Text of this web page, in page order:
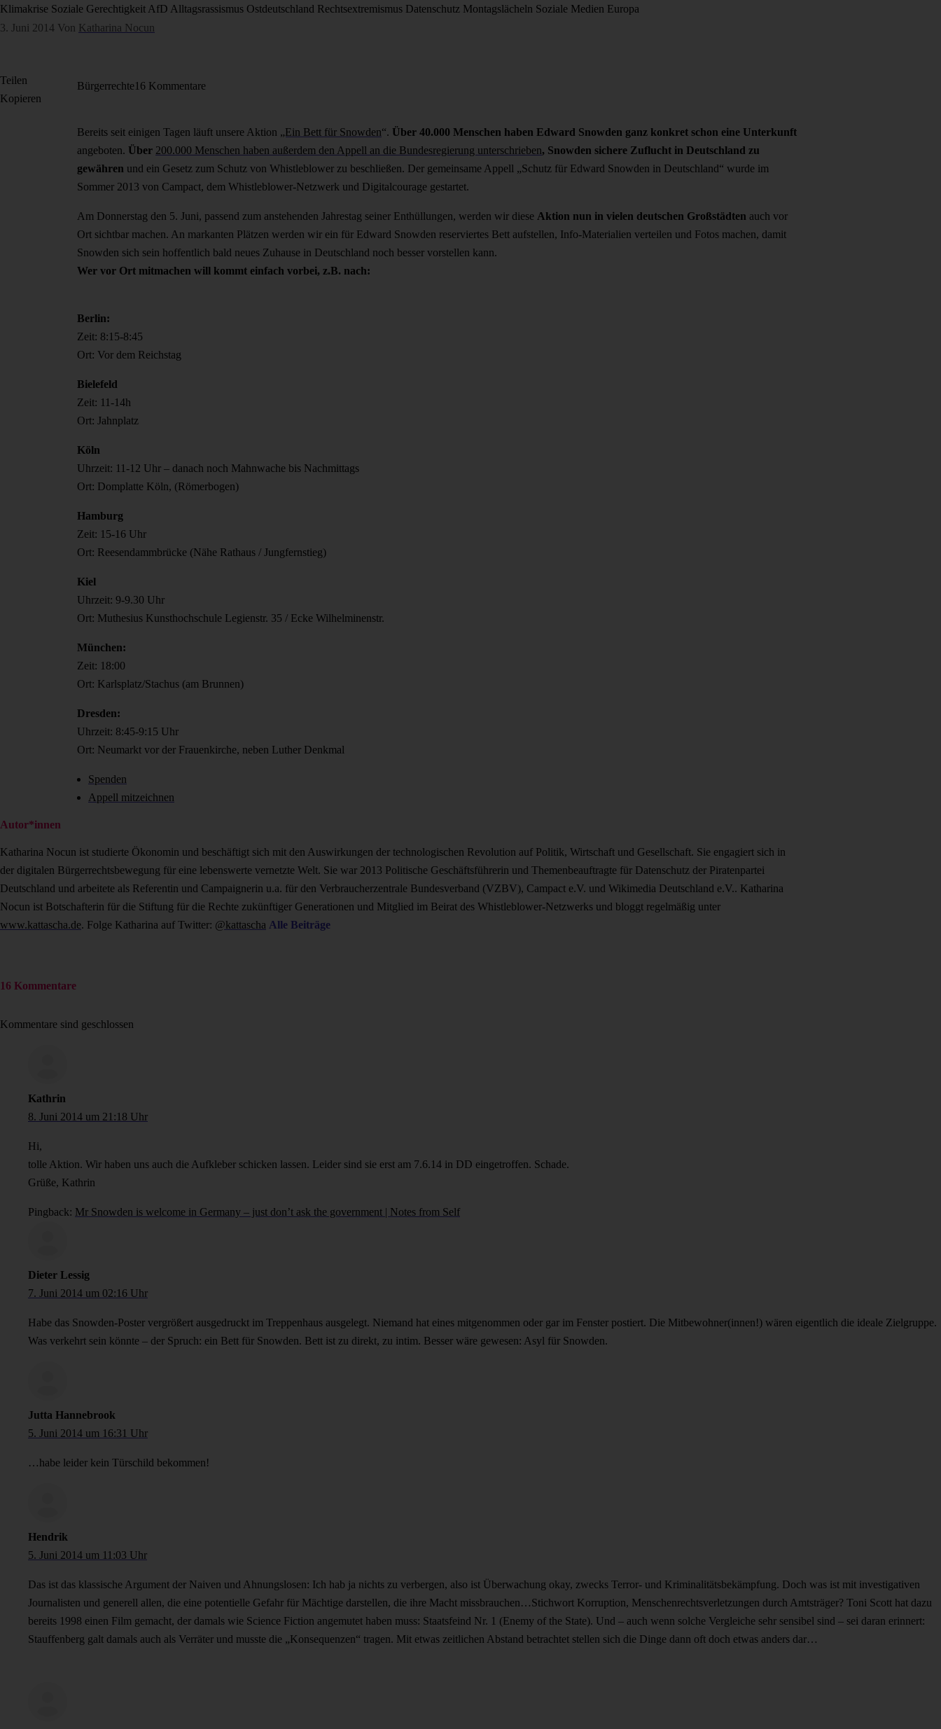
Klimakrise Soziale Gerechtigkeit AfD Alltagsrassismus Ostdeutschland Rechtsextremismus Datenschutz Montagslächeln Soziale Medien Europa
3. Juni 2014 Von Katharina Nocun
Bürgerrechte16 Kommentare
Bereits seit einigen Tagen läuft unsere Aktion „Ein Bett für Snowden“. Über 40.000 Menschen haben Edward Snowden ganz konkret schon eine Unterkunft
angeboten. Über 200.000 Menschen haben außerdem den Appell an die Bundesregierung unterschrieben, Snowden sichere Zuflucht in Deutschland zu
gewähren und ein Gesetz zum Schutz von Whistleblower zu beschließen. Der gemeinsame Appell „Schutz für Edward Snowden in Deutschland“ wurde im
Sommer 2013 von Campact, dem Whistleblower-Netzwerk und Digitalcourage gestartet.
Am Donnerstag den 5. Juni, passend zum anstehenden Jahrestag seiner Enthüllungen, werden wir diese Aktion nun in vielen deutschen Großstädten auch vor
Ort sichtbar machen. An markanten Plätzen werden wir ein für Edward Snowden reserviertes Bett aufstellen, Info-Materialien verteilen und Fotos machen, damit
Snowden sich sein hoffentlich bald neues Zuhause in Deutschland noch besser vorstellen kann.
Wer vor Ort mitmachen will kommt einfach vorbei, z.B. nach:
Berlin:
Zeit: 8:15-8:45
Ort: Vor dem Reichstag
Bielefeld
Zeit: 11-14h
Ort: Jahnplatz
Köln
Uhrzeit: 11-12 Uhr – danach noch Mahnwache bis Nachmittags
Ort: Domplatte Köln, (Römerbogen)
Hamburg
Zeit: 15-16 Uhr
Ort: Reesendammbrücke (Nähe Rathaus / Jungfernstieg)
Kiel
Uhrzeit: 9-9.30 Uhr
Ort: Muthesius Kunsthochschule Legienstr. 35 / Ecke Wilhelminenstr.
München:
Zeit: 18:00
Ort: Karlsplatz/Stachus (am Brunnen)
Dresden:
Uhrzeit: 8:45-9:15 Uhr
Ort: Neumarkt vor der Frauenkirche, neben Luther Denkmal
Spenden
Appell mitzeichnen
Teilen
Kopieren
Autor*innen
Katharina Nocun ist studierte Ökonomin und beschäftigt sich mit den Auswirkungen der technologischen Revolution auf Politik, Wirtschaft und Gesellschaft. Sie engagiert sich in
der digitalen Bürgerrechtsbewegung für eine lebenswerte vernetzte Welt. Sie war 2013 Politische Geschäftsführerin und Themenbeauftragte für Datenschutz der Piratenpartei
Deutschland und arbeitete als Referentin und Campaignerin u.a. für den Verbraucherzentrale Bundesverband (VZBV), Campact e.V. und Wikimedia Deutschland e.V.. Katharina
Nocun ist Botschafterin für die Stiftung für die Rechte zukünftiger Generationen und Mitglied im Beirat des Whistleblower-Netzwerks und bloggt regelmäßig unter
www.kattascha.de. Folge Katharina auf Twitter: @kattascha Alle Beiträge
16 Kommentare
Kommentare sind geschlossen
Kathrin
8. Juni 2014 um 21:18 Uhr
Hi,
tolle Aktion. Wir haben uns auch die Aufkleber schicken lassen. Leider sind sie erst am 7.6.14 in DD eingetroffen. Schade.
Grüße, Kathrin
Pingback: Mr Snowden is welcome in Germany – just don’t ask the government | Notes from Self
Dieter Lessig
7. Juni 2014 um 02:16 Uhr
Habe das Snowden-Poster vergrößert ausgedruckt im Treppenhaus ausgelegt. Niemand hat eines mitgenommen oder gar im Fenster postiert. Die Mitbewohner(innen!) wären eigentlich die ideale Zielgruppe.
Was verkehrt sein könnte – der Spruch: ein Bett für Snowden. Bett ist zu direkt, zu intim. Besser wäre gewesen: Asyl für Snowden.
Jutta Hannebrook
5. Juni 2014 um 16:31 Uhr
…habe leider kein Türschild bekommen!
Hendrik
5. Juni 2014 um 11:03 Uhr
Das ist das klassische Argument der Naiven und Ahnungslosen: Ich hab ja nichts zu verbergen, also ist Überwachung okay, zwecks Terror- und Kriminalitätsbekämpfung. Doch was ist mit investigativen
Journalisten und generell allen, die eine potentielle Gefahr für Mächtige darstellen, die ihre Macht missbrauchen…Stichwort Korruption, Menschenrechtsverletzungen durch Amtsträger? Toni Scott hat dazu
bereits 1998 einen Film gemacht, der damals wie Science Fiction angemutet haben muss: Staatsfeind Nr. 1 (Enemy of the State). Und – auch wenn solche Vergleiche sehr sensibel sind – sei daran erinnert:
Stauffenberg galt damals auch als Verräter und musste die „Konsequenzen“ tragen. Mit etwas zeitlichen Abstand betrachtet stellen sich die Dinge dann oft doch etwas anders dar…